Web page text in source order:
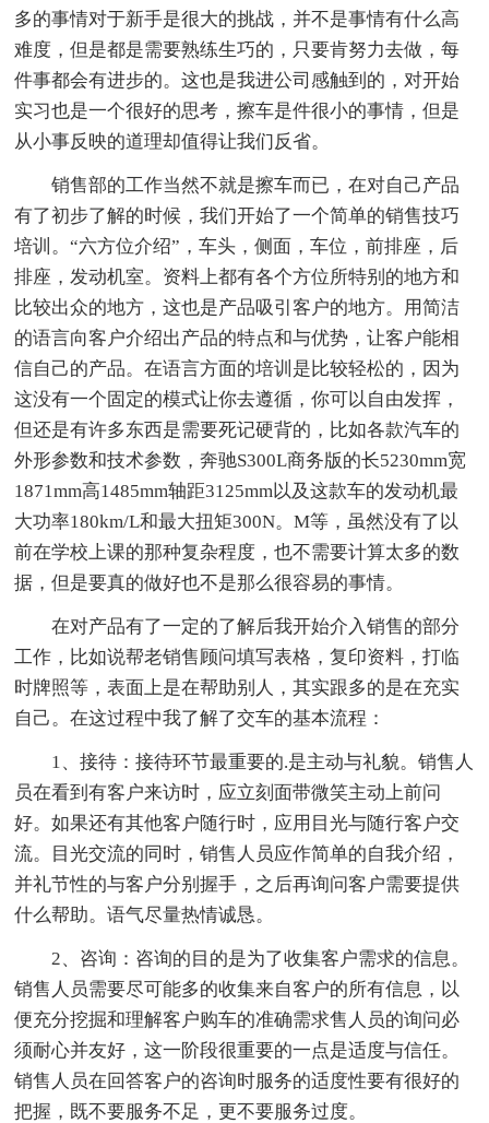
多的事情对于新手是很大的挑战，并不是事情有什么高
难度，但是都是需要熟练生巧的，只要肯努力去做，每
件事都会有进步的。这也是我进公司感触到的，对开始
实习也是一个很好的思考，擦车是件很小的事情，但是
从小事反映的道理却值得让我们反省。
销售部的工作当然不就是擦车而已，在对自己产品
有了初步了解的时候，我们开始了一个简单的销售技巧
培训。“六方位介绍”，车头，侧面，车位，前排座，后
排座，发动机室。资料上都有各个方位所特别的地方和
比较出众的地方，这也是产品吸引客户的地方。用简洁
的语言向客户介绍出产品的特点和与优势，让客户能相
信自己的产品。在语言方面的培训是比较轻松的，因为
这没有一个固定的模式让你去遵循，你可以自由发挥，
但还是有许多东西是需要死记硬背的，比如各款汽车的
外形参数和技术参数，奔驰S300L商务版的长5230mm宽
1871mm高1485mm轴距3125mm以及这款车的发动机最
大功率180km/L和最大扭矩300N。M等，虽然没有了以
前在学校上课的那种复杂程度，也不需要计算太多的数
据，但是要真的做好也不是那么很容易的事情。
在对产品有了一定的了解后我开始介入销售的部分
工作，比如说帮老销售顾问填写表格，复印资料，打临
时牌照等，表面上是在帮助别人，其实跟多的是在充实
自己。在这过程中我了解了交车的基本流程：
1、接待：接待环节最重要的.是主动与礼貌。销售人
员在看到有客户来访时，应立刻面带微笑主动上前问
好。如果还有其他客户随行时，应用目光与随行客户交
流。目光交流的同时，销售人员应作简单的自我介绍，
并礼节性的与客户分别握手，之后再询问客户需要提供
什么帮助。语气尽量热情诚恳。
2、咨询：咨询的目的是为了收集客户需求的信息。
销售人员需要尽可能多的收集来自客户的所有信息，以
便充分挖掘和理解客户购车的准确需求售人员的询问必
须耐心并友好，这一阶段很重要的一点是适度与信任。
销售人员在回答客户的咨询时服务的适度性要有很好的
把握，既不要服务不足，更不要服务过度。